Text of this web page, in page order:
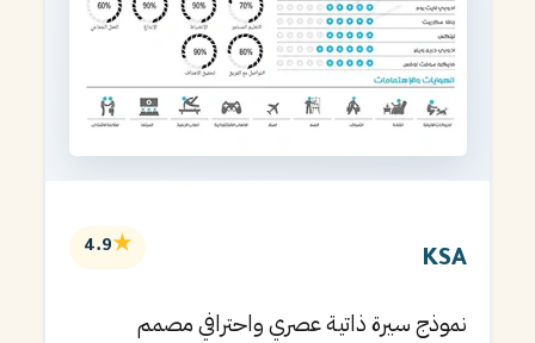
KSA
★
4.9
نموذج سيرة ذاتية عصري واحترافي مصمم